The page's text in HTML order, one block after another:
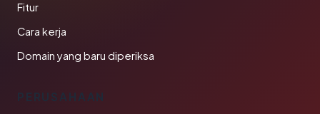
Fitur
Cara kerja
Domain yang baru diperiksa
PERUSAHAAN